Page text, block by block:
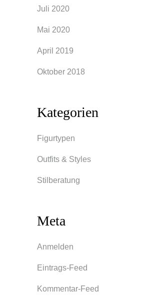
Juli 2020
Mai 2020
April 2019
Oktober 2018
Kategorien
Figurtypen
Outfits & Styles
Stilberatung
Meta
Anmelden
Eintrags-Feed
Kommentar-Feed